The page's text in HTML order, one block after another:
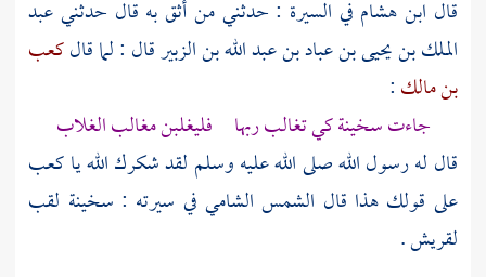
قال ابنهشام في السيرة : حدثني من أثق به قال حدثنيعبد
الملك بن يحيى بن عباد بن عبد الله بن الزبيرقال : لما قالكعب
بن مالك:
جاءتسخينةكي تغالب ربها فليغلبن مغالب الغلاب
قال له رسول الله صلى الله عليه وسلم لقد شكرك الله ياكعب
على قولك هذا قال الشمس الشامي في سيرته : سخينة لقب
لقريش.